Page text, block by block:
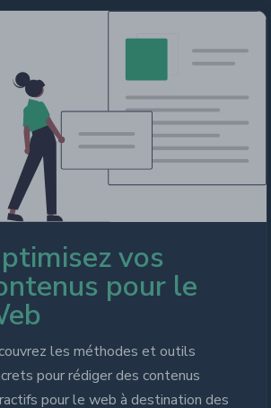
vos
pour le
les méthodes et outils
pour rédiger des contenus
pour le web à destination des